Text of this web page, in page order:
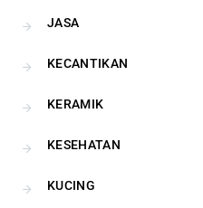
JASA
KECANTIKAN
KERAMIK
KESEHATAN
KUCING